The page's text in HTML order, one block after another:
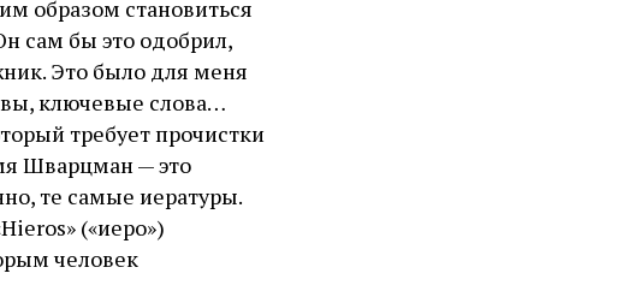
образом становиться
сам бы это одобрил,
Это было для меня
ключевые слова…
требует прочистки
Шварцман — это
те самые иературы.
(«иеро»)
человек